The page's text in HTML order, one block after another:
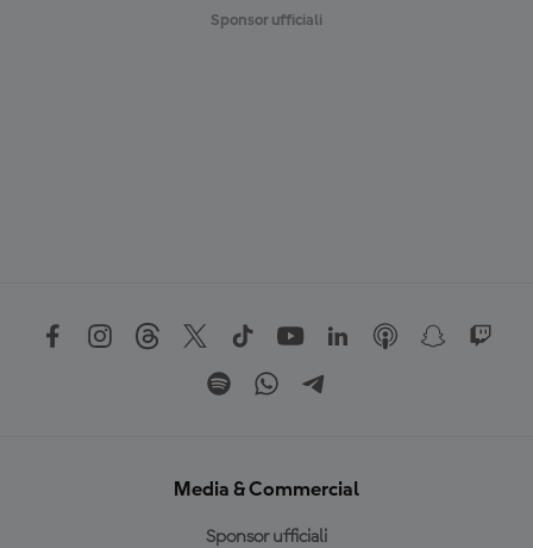
Sponsor ufficiali
Media & Commercial
Sponsor ufficiali